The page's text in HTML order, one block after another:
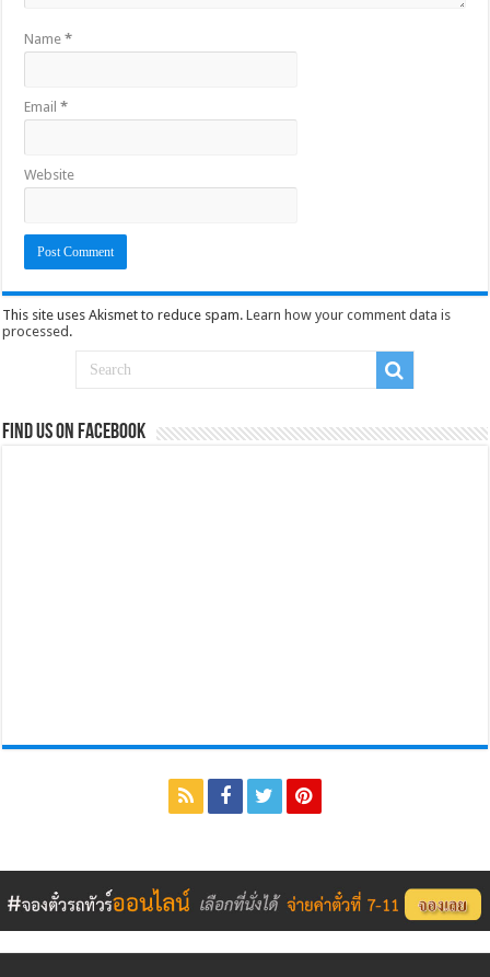
Name*
Email*
Website
This site uses Akismet to reduce spam.Learn how your comment data is
processed .
Find us on Facebook